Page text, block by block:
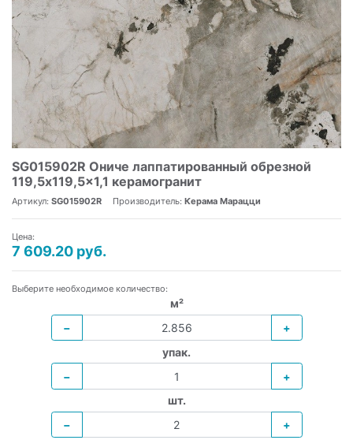
SG015902R Ониче лаппатированный обрезной
119,5x119,5x1,1 керамогранит
Артикул: SG015902R Производитель: Керама Марацци
Цена:
7 609.20 руб.
Выберите необходимое количество:
м²
−
+
упак.
−
+
шт.
−
+